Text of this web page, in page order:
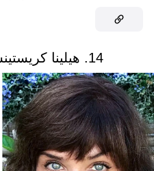
14. هيلينا كريستينسن وكاميرون دياز